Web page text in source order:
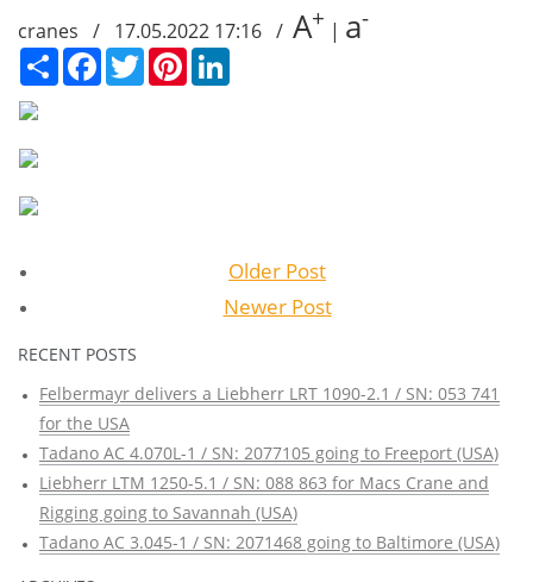
cranes / 17.05.2022 17:16 / A+ | a-
СподелиFacebookTwitter Pinterest
Older Post
Newer Post
RECENT POSTS
Felbermayr delivers a Liebherr LRT 1090-2.1 / SN: 053 741
for the USA
Tadano AC 4.070L-1 / SN: 2077105 going to Freeport (USA)
Liebherr LTM 1250-5.1 / SN: 088 863 for Macs Crane and
Rigging going to Savannah (USA)
Tadano AC 3.045-1 / SN: 2071468 going to Baltimore (USA)